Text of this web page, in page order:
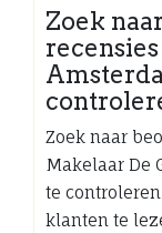
Zoek
Zoek naar
Makelaar De
te
klanten te